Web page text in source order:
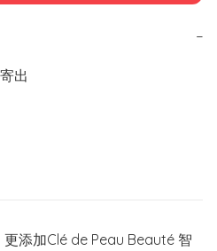
−
出
添加Clé de Peau Beauté 智